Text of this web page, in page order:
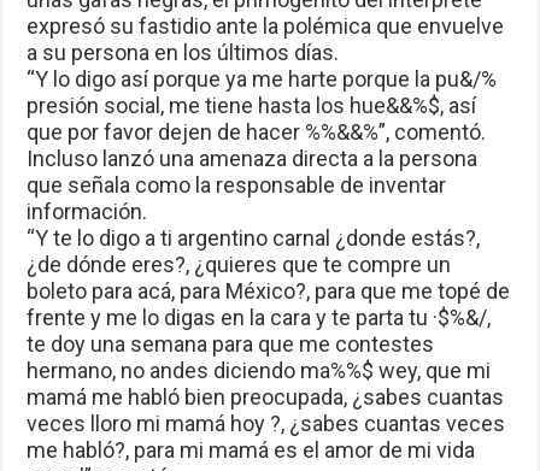
expresó su fastidio ante la polémica que envuelve
a su persona en los últimos días.
“Y lo digo así porque ya me harte porque la pu&/%
presión social, me tiene hasta los hue&&%$, así
que por favor dejen de hacer %%&&%”, comentó.
Incluso lanzó una amenaza directa a la persona
que señala como la responsable de inventar
información.
“Y te lo digo a ti argentino carnal ¿donde estás?,
¿de dónde eres?, ¿quieres que te compre un
boleto para acá, para México?, para que me topé de
frente y me lo digas en la cara y te parta tu ·$%&/,
te doy una semana para que me contestes
hermano, no andes diciendo ma%%$ wey, que mi
mamá me habló bien preocupada, ¿sabes cuantas
veces lloro mi mamá hoy ?, ¿sabes cuantas veces
me habló?, para mi mamá es el amor de mi vida